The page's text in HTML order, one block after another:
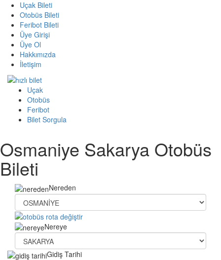
Uçak Bileti
Otobüs Bileti
Feribot Bileti
Üye Girişi
Üye Ol
Hakkımızda
İletişim
Uçak
Otobüs
Feribot
Bilet Sorgula
Osmaniye Sakarya Otobüs
Bileti
Nereden
Nereye
Gidiş Tarihi